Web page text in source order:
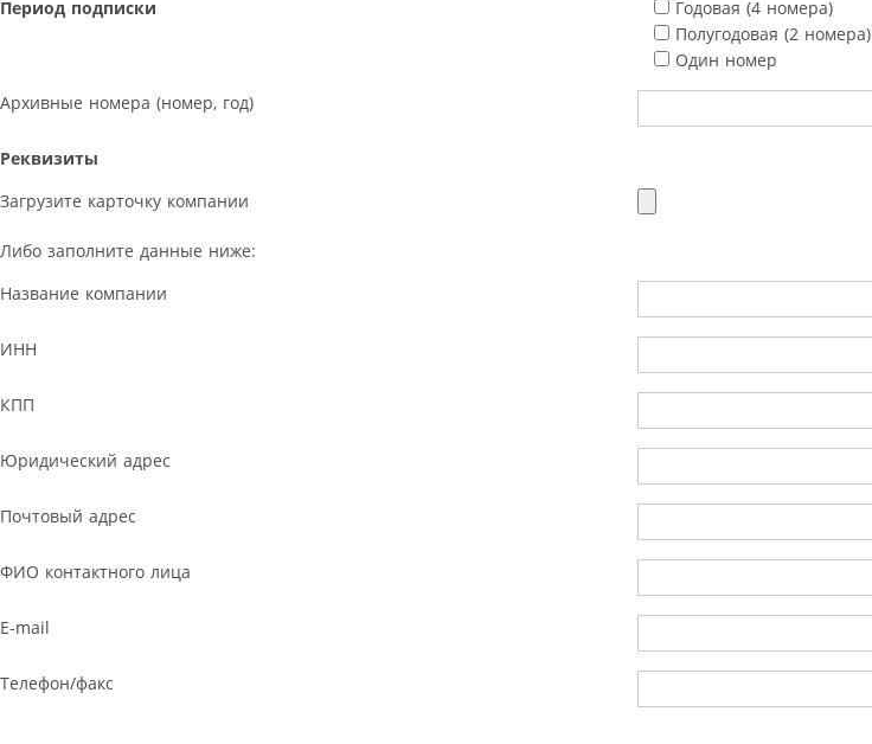
Период подписки
Годовая (4 номера)
Полугодовая (2 номера)
Один номер
Архивные номера (номер, год)
Реквизиты
Загрузите карточку компании
Либо заполните данные ниже:
Название компании
ИНН
КПП
Юридический адрес
Почтовый адрес
ФИО контактного лица
E-mail
Телефон/факс